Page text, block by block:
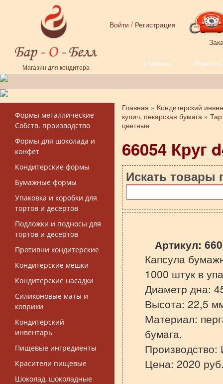
Перейти к основному содержанию
Магазин для кондитера
Войти / Регистрация
Главная Новости
Форма поиска
Формы металлические
Собств. производство
Формы для шоколада и
конфет
Кондитерские формы
Бумажные формы
Упаковка и коробки для
тортов и десертов
Подложки и подносы для
тортов и десертов
Противни кондитерские
Кондитерские мешки
Кондитерские насадки
Силиконовые маты и
коврики
Кондитерский
инвентарь
Пищевые ингредиенты
Красители пищевые
Шоколад, шоколадные
Вы здесь
Главная » Кондитерский
кулич, пекарская бумага »
цветные
66054 Круг
Искать товары
Артикул:
Капсула
1000 штук в
Диаметр дна:
Высота: 22,5
Материал:
бумага.
Производство:
Цена: 2020